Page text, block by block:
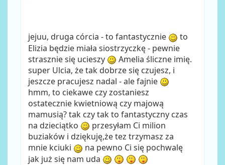
jejuu, druga córcia - to fantastycznie
to
Elizia będzie miała siostrzyczkę - pewnie
strasznie się ucieszy
Amelia śliczne imię.
super Ulcia, że tak dobrze się czujesz, i
jeszcze pracujesz nadal - ale fajnie
hmm, to ciekawe czy zostaniesz
ostatecznie kwietniową czy majową
mamusią? tak czy tak to fantastyczny czas
na dzieciątko
przesyłam Ci milion
buziaków i dziękuję,że tez trzymasz za
mnie kciuki
na pewno Ci się pochwalę
jak już się nam uda